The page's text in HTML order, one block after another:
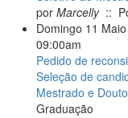
por Marcelly::
Domingo 11
09:00am
Pedido de
Seleção de
Mestrado e
Graduação